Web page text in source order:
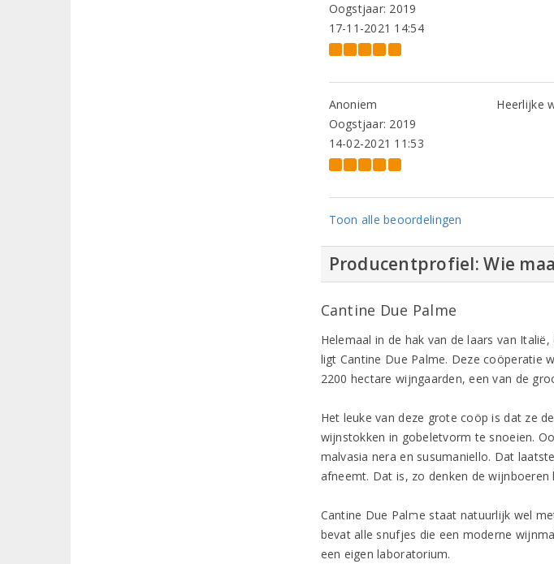
Oogstjaar: 2019
17-11-2021 14:54
Anoniem
Oogstjaar: 2019
14-02-2021 11:53
Heerlijke
Toon alle beoordelingen
Producentprofiel: Wie
Cantine Due Palme
Helemaal in de hak van de laars van
ligt Cantine Due Palme. Deze coöperatie
2200 hectare wijngaarden, een van de
Het leuke van deze grote coöp is dat ze
wijnstokken in gobeletvorm te snoeien.
malvasia nera en susumaniello. Dat
afneemt. Dat is, zo denken de wijnboeren
Cantine Due Palme staat natuurlijk wel
bevat alle snufjes die een moderne
een eigen laboratorium.